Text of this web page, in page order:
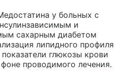
у больных с
и
сахарным диабетом
липидного профиля
глюкозы крови
проводимого лечения.